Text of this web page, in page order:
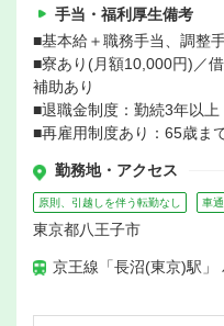
手当・福利厚生備考
■基本給＋職務手当、調整
■寮あり(月額10,000円)／
補助あり
■退職金制度：勤続3年以上
■再雇用制度あり：65歳ま
勤務地・アクセス
原則、引越しを伴う転勤なし 車
東京都八王子市
京王線「長沼(東京)駅」